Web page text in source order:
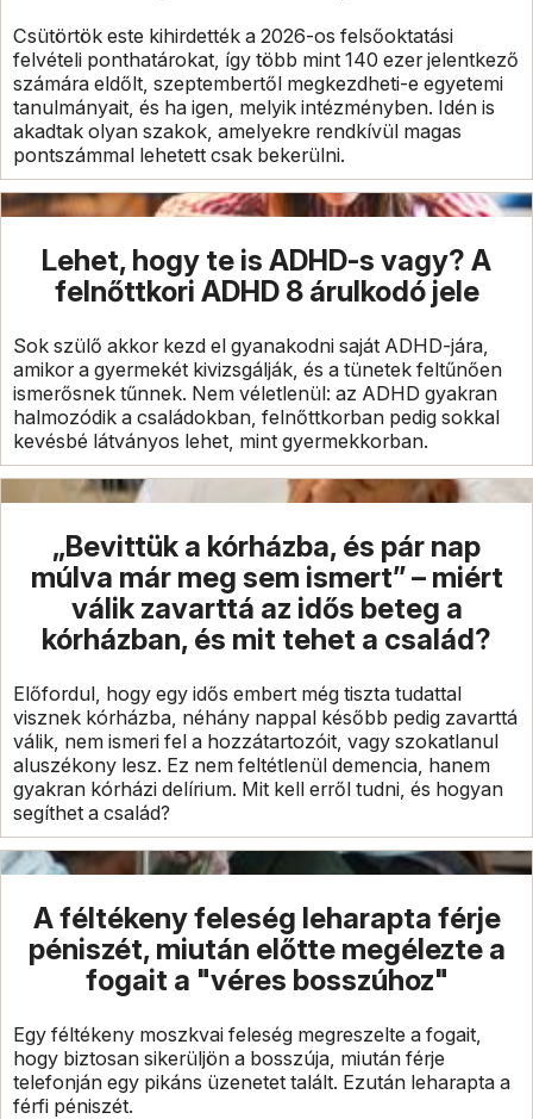
Csütörtök este kihirdették a 2026-os felsőoktatási
felvételi ponthatárokat, így több mint 140 ezer jelentkező
számára eldőlt, szeptembertől megkezdheti-e egyetemi
tanulmányait, és ha igen, melyik intézményben. Idén is
akadtak olyan szakok, amelyekre rendkívül magas
pontszámmal lehetett csak bekerülni.
Lehet, hogy te is ADHD-s vagy? A
felnőttkori ADHD 8 árulkodó jele
Sok szülő akkor kezd el gyanakodni saját ADHD-jára,
amikor a gyermekét kivizsgálják, és a tünetek feltűnően
ismerősnek tűnnek. Nem véletlenül: az ADHD gyakran
halmozódik a családokban, felnőttkorban pedig sokkal
kevésbé látványos lehet, mint gyermekkorban.
„Bevittük a kórházba, és pár nap
múlva már meg sem ismert” – miért
válik zavarttá az idős beteg a
kórházban, és mit tehet a család?
Előfordul, hogy egy idős embert még tiszta tudattal
visznek kórházba, néhány nappal később pedig zavarttá
válik, nem ismeri fel a hozzátartozóit, vagy szokatlanul
aluszékony lesz. Ez nem feltétlenül demencia, hanem
gyakran kórházi delírium. Mit kell erről tudni, és hogyan
segíthet a család?
A féltékeny feleség leharapta férje
péniszét, miután előtte megélezte a
fogait a "véres bosszúhoz"
Egy féltékeny moszkvai feleség megreszelte a fogait,
hogy biztosan sikerüljön a bosszúja, miután férje
telefonján egy pikáns üzenetet talált. Ezután leharapta a
férfi péniszét.